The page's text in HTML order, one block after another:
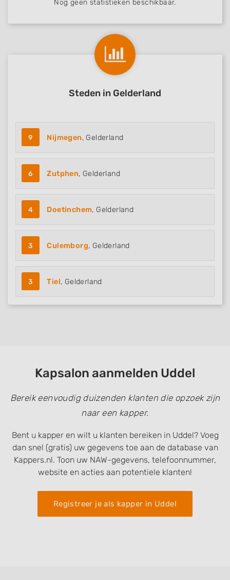
Nog geen statistieken beschikbaar.
Steden in Gelderland
9 Nijmegen, Gelderland
6 Zutphen, Gelderland
4 Doetinchem, Gelderland
3 Culemborg, Gelderland
3 Tiel, Gelderland
Kapsalon aanmelden Uddel
Bereik eenvoudig duizenden klanten die opzoek zijn
naar een kapper.
Bent u kapper en wilt u klanten bereiken in Uddel? Voeg
dan snel (gratis) uw gegevens toe aan de database van
Kappers.nl. Toon uw NAW-gegevens, telefoonnummer,
website en acties aan potentiele klanten!
Registreer je als kapper in Uddel
Understand audiences through statistics
or combinations of data from different
Develop and improve services
IAB Special Features:
Use precise geolocation data
Identify devices based on information
actively requested
Necessary
Functional
Advertising